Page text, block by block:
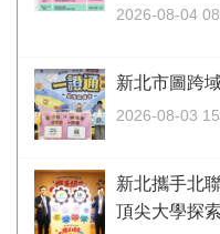
2026-08-04
新北市圖跨
2026-08-03
新北攜手北
頂尖大學探